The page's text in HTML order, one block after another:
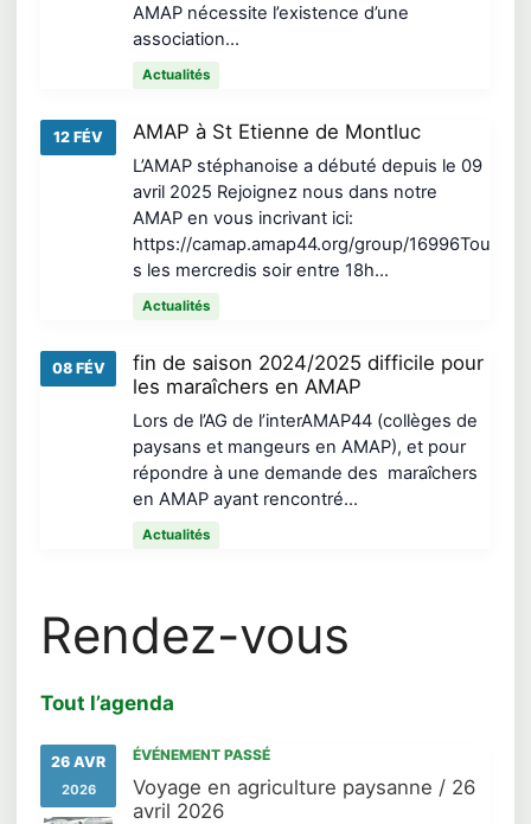
AMAP nécessite l’existence d’une
association…
Actualités
12 FÉV AMAP à St Etienne de Montluc
L’AMAP stéphanoise a débuté depuis le 09
avril 2025 Rejoignez nous dans notre
AMAP en vous incrivant ici:
https://camap.amap44.org/group/16996Tou
s les mercredis soir entre 18h…
Actualités
08 FÉV
fin de saison 2024/2025 difficile pour
les maraîchers en AMAP
Lors de l’AG de l’interAMAP44 (collèges de
paysans et mangeurs en AMAP), et pour
répondre à une demande des maraîchers
en AMAP ayant rencontré…
Actualités
Rendez-vous
Tout l’agenda
26 AVR
2026
ÉVÉNEMENT PASSÉ
Voyage en agriculture paysanne / 26
avril 2026